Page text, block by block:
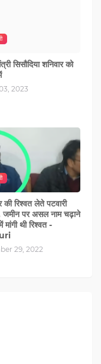
सिसौदिया शनिवार को
2023
रिश्वत लेते पटवारी
जमीन पर असल नाम चढ़ाने
थी रिश्वत -
29, 2022